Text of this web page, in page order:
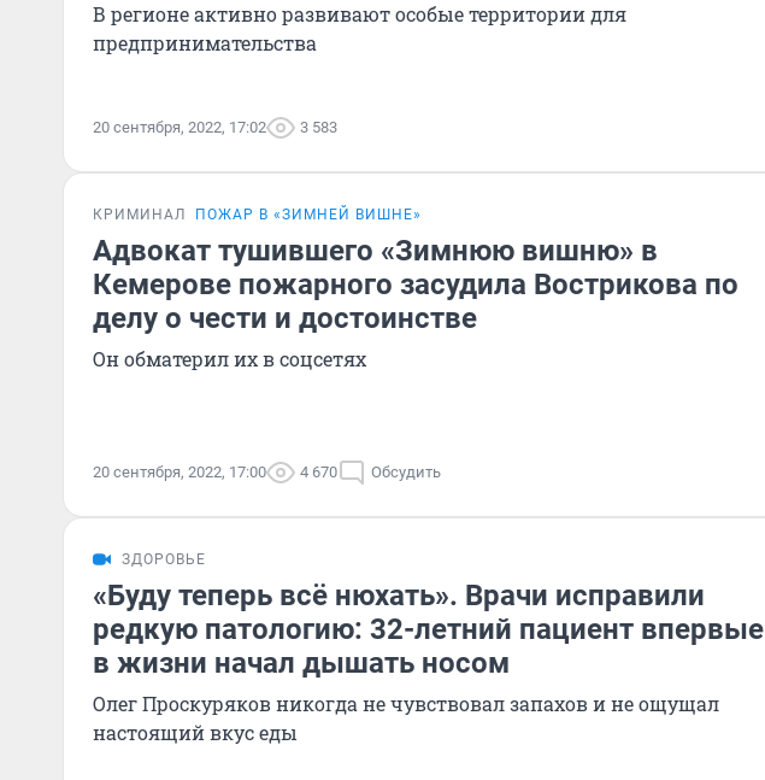
В регионе активно развивают особые территории для
предпринимательства
20 сентября, 2022, 17:02 3 583
КРИМИНАЛ ПОЖАР В «ЗИМНЕЙ ВИШНЕ»
Адвокат тушившего «Зимнюю вишню» в
Кемерове пожарного засудила Вострикова по
делу о чести и достоинстве
Он обматерил их в соцсетях
20 сентября, 2022, 17:00 4 670 Обсудить
ЗДОРОВЬЕ
«Буду теперь всё нюхать». Врачи исправили
редкую патологию: 32-летний пациент впервые
в жизни начал дышать носом
Олег Проскуряков никогда не чувствовал запахов и не ощущал
настоящий вкус еды